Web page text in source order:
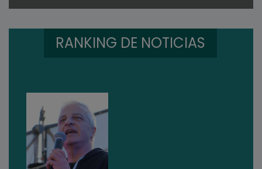
RANKING DE NOTICIAS